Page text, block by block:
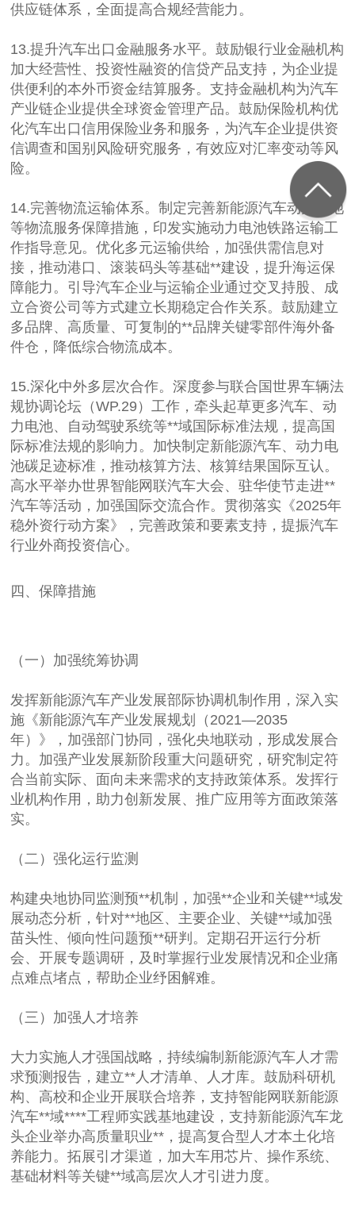
供应链体系，全面提高合规经营能力。
13.提升汽车出口金融服务水平。鼓励银行业金融机构
加大经营性、投资性融资的信贷产品支持，为企业提
供便利的本外币资金结算服务。支持金融机构为汽车
产业链企业提供全球资金管理产品。鼓励保险机构优
化汽车出口信用保险业务和服务，为汽车企业提供资
信调查和国别风险研究服务，有效应对汇率变动等风
险。
14.完善物流运输体系。制定完善新能源汽车动力电池
等物流服务保障措施，印发实施动力电池铁路运输工
作指导意见。优化多元运输供给，加强供需信息对
接，推动港口、滚装码头等基础**建设，提升海运保
障能力。引导汽车企业与运输企业通过交叉持股、成
立合资公司等方式建立长期稳定合作关系。鼓励建立
多品牌、高质量、可复制的**品牌关键零部件海外备
件仓，降低综合物流成本。
15.深化中外多层次合作。深度参与联合国世界车辆法
规协调论坛（WP.29）工作，牵头起草更多汽车、动
力电池、自动驾驶系统等**域国际标准法规，提高国
际标准法规的影响力。加快制定新能源汽车、动力电
池碳足迹标准，推动核算方法、核算结果国际互认。
高水平举办世界智能网联汽车大会、驻华使节走进**
汽车等活动，加强国际交流合作。贯彻落实《2025年
稳外资行动方案》，完善政策和要素支持，提振汽车
行业外商投资信心。
四、保障措施
（一）加强统筹协调
发挥新能源汽车产业发展部际协调机制作用，深入实
施《新能源汽车产业发展规划（2021—2035
年）》，加强部门协同，强化央地联动，形成发展合
力。加强产业发展新阶段重大问题研究，研究制定符
合当前实际、面向未来需求的支持政策体系。发挥行
业机构作用，助力创新发展、推广应用等方面政策落
实。
（二）强化运行监测
构建央地协同监测预**机制，加强**企业和关键**域发
展动态分析，针对**地区、主要企业、关键**域加强
苗头性、倾向性问题预**研判。定期召开运行分析
会、开展专题调研，及时掌握行业发展情况和企业痛
点难点堵点，帮助企业纾困解难。
（三）加强人才培养
大力实施人才强国战略，持续编制新能源汽车人才需
求预测报告，建立**人才清单、人才库。鼓励科研机
构、高校和企业开展联合培养，支持智能网联新能源
汽车**域****工程师实践基地建设，支持新能源汽车龙
头企业举办高质量职业**，提高复合型人才本土化培
养能力。拓展引才渠道，加大车用芯片、操作系统、
基础材料等关键**域高层次人才引进力度。